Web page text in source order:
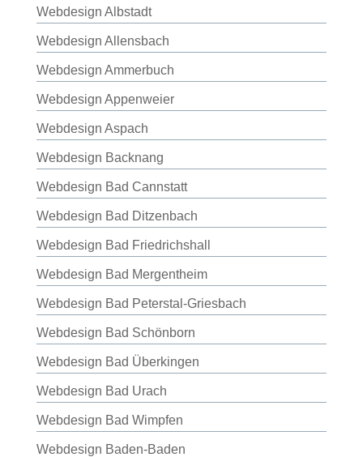
Webdesign Albstadt
Webdesign Allensbach
Webdesign Ammerbuch
Webdesign Appenweier
Webdesign Aspach
Webdesign Backnang
Webdesign Bad Cannstatt
Webdesign Bad Ditzenbach
Webdesign Bad Friedrichshall
Webdesign Bad Mergentheim
Webdesign Bad Peterstal-Griesbach
Webdesign Bad Schönborn
Webdesign Bad Überkingen
Webdesign Bad Urach
Webdesign Bad Wimpfen
Webdesign Baden-Baden